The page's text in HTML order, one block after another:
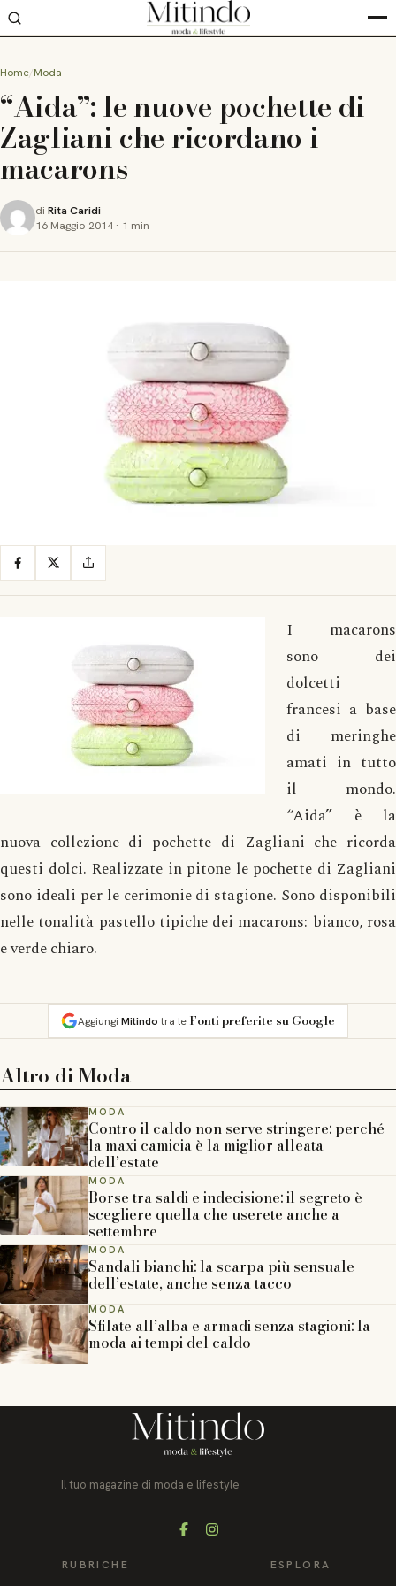
Home Moda
“Aida”: le nuove pochette di
Zagliani che ricordano i
macarons
di Rita Caridi
16 Maggio 2014· 1 min
I macarons
sono dei
dolcetti
francesi a base
di meringhe
amati in tutto
il mondo.
“Aida” è la
nuova collezione di pochette di Zagliani che ricorda
questi dolci. Realizzate in pitone le pochette di Zagliani
sono ideali per le cerimonie di stagione. Sono disponibili
nelle tonalità pastello tipiche dei macarons: bianco, rosa
e verde chiaro.
Aggiungi Mitindotra le Fonti preferite su Google
Altro di Moda
MODA
Contro il caldo non serve stringere: perché
la maxi camicia è la miglior alleata
dell’estate
MODA
Borse tra saldi e indecisione: il segreto è
scegliere quella che userete anche a
settembre
MODA
Sandali bianchi: la scarpa più sensuale
dell’estate, anche senza tacco
MODA
Sfilate all’alba e armadi senza stagioni: la
moda ai tempi del caldo
Il tuo magazine di moda e lifestyle
FacebookInstagram
RUBRICHE ESPLORA